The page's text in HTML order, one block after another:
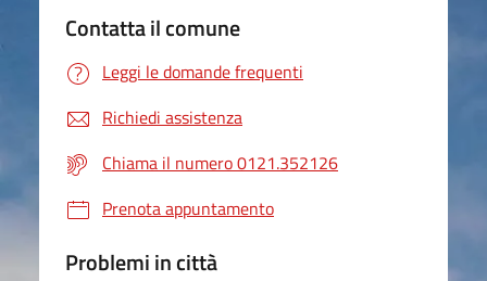
Contatta il comune
Leggi le domande frequenti
Richiedi assistenza
Chiama il numero 0121.352126
Prenota appuntamento
Problemi in città